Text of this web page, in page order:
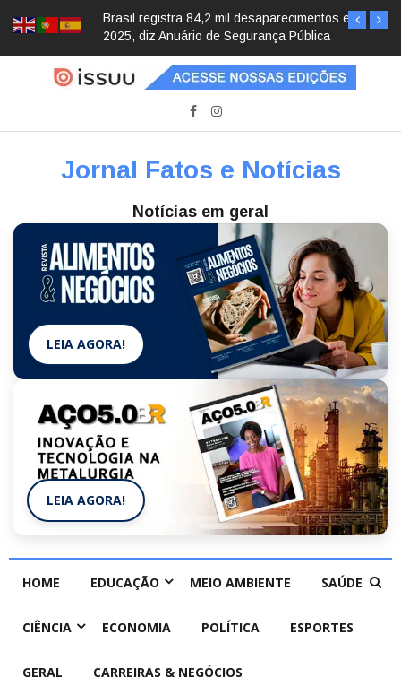
Brasil registra 84,2 mil desaparecimentos em
2025, diz Anuário de Segurança Pública
Jornal Fatos e Notícias
Notícias em geral
LEIA AGORA!
LEIA AGORA!
HOME EDUCAÇÃO MEIO AMBIENTE SAÚDE
CIÊNCIA ECONOMIA POLÍTICA ESPORTES
GERAL CARREIRAS & NEGÓCIOS